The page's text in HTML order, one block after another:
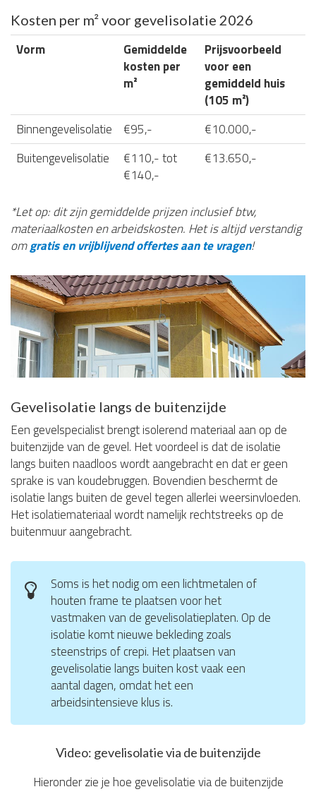
Kosten per m² voor gevelisolatie 2026
Vorm
Gemiddelde
kosten per
m²
Prijsvoorbeeld
voor een
gemiddeld huis
(105 m²)
Binnengevelisolatie
€95,-
€10.000,-
Buitengevelisolatie
€110,- tot
€140,-
€13.650,-
*Let op: dit zijn gemiddelde prijzen inclusief btw,
materiaalkosten en arbeidskosten. Het is altijd verstandig
omgratis en vrijblijvend offertes aan te vragen!
Gevelisolatie langs de buitenzijde
Een gevelspecialist brengt isolerend materiaal aan op de
buitenzijde van de gevel. Het voordeel is dat de isolatie
langs buiten naadloos wordt aangebracht en dat er geen
sprake is van koudebruggen. Bovendien beschermt de
isolatie langs buiten de gevel tegen allerlei weersinvloeden.
Het isolatiemateriaal wordt namelijk rechtstreeks op de
buitenmuur aangebracht.
Soms is het nodig om een lichtmetalen of
houten frame te plaatsen voor het
vastmaken van de gevelisolatieplaten. Op de
isolatie komt nieuwe bekleding zoals
steenstrips of crepi. Het plaatsen van
gevelisolatie langs buiten kost vaak een
aantal dagen, omdat het een
arbeidsintensieve klus is.
Video: gevelisolatie via de buitenzijde
Hieronder zie je hoe gevelisolatie via de buitenzijde